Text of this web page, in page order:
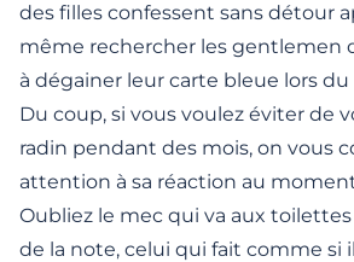
des filles confessent sans détour
même rechercher les gentlemen
à dégainer leur carte bleue lors
Du coup, si vous voulez éviter de
radin pendant des mois, on vous
attention à sa réaction au
Oubliez le mec qui va aux
de la note, celui qui fait comme si